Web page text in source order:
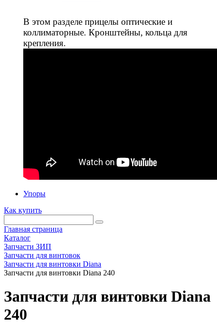
В этом разделе прицелы оптические и
коллиматорные. Кронштейны, кольца для
крепления.
Упоры
Как купить
Главная страница
Каталог
Запчасти ЗИП
Запчасти для винтовок
Запчасти для винтовки Diana
Запчасти для винтовки Diana 240
Запчасти для винтовки Diana
240